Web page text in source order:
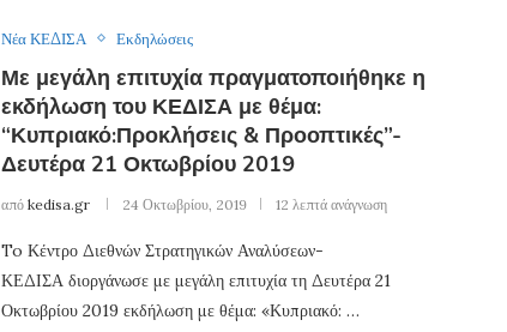
Νέα ΚΕΔΙΣΑ Εκδηλώσεις
Με μεγάλη επιτυχία πραγματοποιήθηκε η
εκδήλωση του ΚΕΔΙΣΑ με θέμα:
“Κυπριακό:Προκλήσεις & Προοπτικές”-
Δευτέρα 21 Οκτωβρίου 2019
από kedisa.gr 24 Οκτωβρίου, 2019 12 λεπτά ανάγνωση
To Κέντρο Διεθνών Στρατηγικών Αναλύσεων-
ΚΕΔΙΣΑ διοργάνωσε με μεγάλη επιτυχία τη Δευτέρα 21
Οκτωβρίου 2019 εκδήλωση με θέμα: «Κυπριακό: …